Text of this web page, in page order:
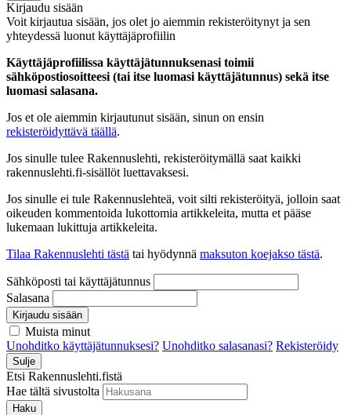
Kirjaudu sisään
Voit kirjautua sisään, jos olet jo aiemmin rekisteröitynyt ja sen
yhteydessä luonut käyttäjäprofiilin
Käyttäjäprofiilissa käyttäjätunnuksenasi toimii
sähköpostiosoitteesi (tai itse luomasi käyttäjätunnus) sekä itse
luomasi salasana.
Jos et ole aiemmin kirjautunut sisään, sinun on ensin
rekisteröidyttävä täällä.
Jos sinulle tulee Rakennuslehti, rekisteröitymällä saat kaikki
rakennuslehti.fi-sisällöt luettavaksesi.
Jos sinulle ei tule Rakennuslehteä, voit silti rekisteröityä, jolloin saat
oikeuden kommentoida lukottomia artikkeleita, mutta et pääse
lukemaan lukittuja artikkeleita.
Tilaa Rakennuslehti tästä tai hyödynnä maksuton koejakso tästä.
Sähköposti tai käyttäjätunnus
Salasana
Kirjaudu sisään
Muista minut
Unohditko käyttäjätunnuksesi? Unohditko salasanasi? Rekisteröidy
Sulje
Etsi Rakennuslehti.fistä
Hae tältä sivustolta
Haku